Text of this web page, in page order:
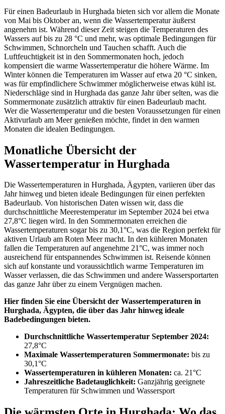
Für einen Badeurlaub in Hurghada bieten sich vor allem die Monate
von Mai bis Oktober an, wenn die Wassertemperatur äußerst
angenehm ist. Während dieser Zeit steigen die Temperaturen des
Wassers auf bis zu 28 °C und mehr, was optimale Bedingungen für
Schwimmen, Schnorcheln und Tauchen schafft. Auch die
Luftfeuchtigkeit ist in den Sommermonaten hoch, jedoch
kompensiert die warme Wassertemperatur die höhere Wärme. Im
Winter können die Temperaturen im Wasser auf etwa 20 °C sinken,
was für empfindlichere Schwimmer möglicherweise etwas kühl ist.
Niederschläge sind in Hurghada das ganze Jahr über selten, was die
Sommermonate zusätzlich attraktiv für einen Badeurlaub macht.
Wer die Wassertemperatur und die besten Voraussetzungen für einen
Aktivurlaub am Meer genießen möchte, findet in den warmen
Monaten die idealen Bedingungen.
Monatliche Übersicht der
Wassertemperatur in Hurghada
Die Wassertemperaturen in Hurghada, Ägypten, variieren über das
Jahr hinweg und bieten ideale Bedingungen für einen perfekten
Badeurlaub. Von historischen Daten wissen wir, dass die
durchschnittliche Meerestemperatur im September 2024 bei etwa
27,8°C liegen wird. In den Sommermonaten erreichen die
Wassertemperaturen sogar bis zu 30,1°C, was die Region perfekt für
aktiven Urlaub am Roten Meer macht. In den kühleren Monaten
fallen die Temperaturen auf angenehme 21°C, was immer noch
ausreichend für entspannendes Schwimmen ist. Reisende können
sich auf konstante und voraussichtlich warme Temperaturen im
Wasser verlassen, die das Schwimmen und andere Wassersportarten
das ganze Jahr über zu einem Vergnügen machen.
Hier finden Sie eine Übersicht der Wassertemperaturen in
Hurghada, Ägypten, die über das Jahr hinweg ideale
Badebedingungen bieten.
Durchschnittliche Wassertemperatur September 2024:
27,8°C
Maximale Wassertemperaturen Sommermonate: bis zu
30,1°C
Wassertemperaturen in kühleren Monaten: ca. 21°C
Jahreszeitliche Badetauglichkeit: Ganzjährig geeignete
Temperaturen für Schwimmen und Wassersport